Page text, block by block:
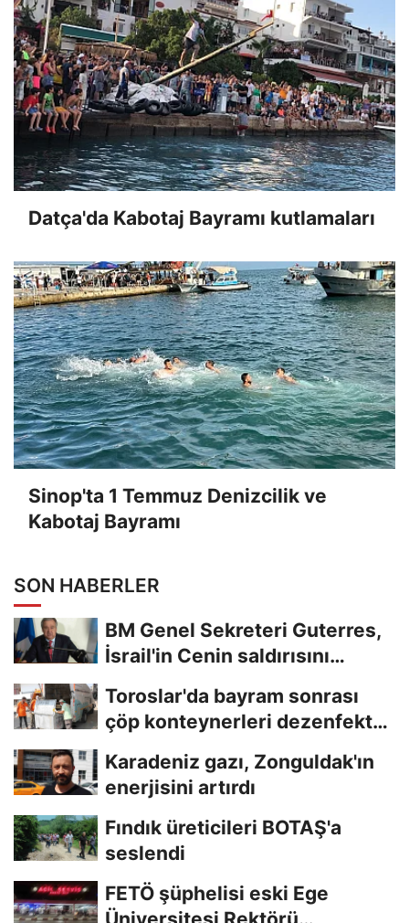
Datça'da Kabotaj Bayramı kutlamaları
Sinop'ta 1 Temmuz Denizcilik ve
Kabotaj Bayramı
SON HABERLER
BM Genel Sekreteri Guterres,
İsrail'in Cenin saldırısını
Toroslar'da bayram sonrası
çöp konteynerleri dezenfekte
Karadeniz gazı, Zonguldak'ın
enerjisini artırdı
Fındık üreticileri BOTAŞ'a
seslendi
FETÖ şüphelisi eski Ege